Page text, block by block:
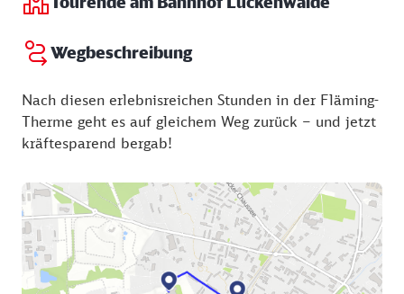
Wegbeschreibung
Nach diesen erlebnisreichen Stunden in der Fläming-
Therme geht es auf gleichem Weg zurück – und jetzt
kräftesparend bergab!